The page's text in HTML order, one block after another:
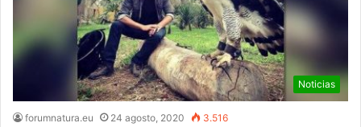
Noticias
forumnatura.eu 24 agosto, 2020 3.516